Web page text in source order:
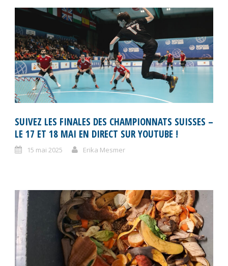
SUIVEZ LES FINALES DES CHAMPIONNATS SUISSES –
LE 17 ET 18 MAI EN DIRECT SUR YOUTUBE !
15 mai 2025 Erika Mesmer